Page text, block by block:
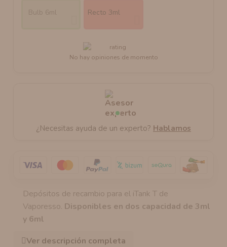
Depósitos de recambio para el iTank T de
Vaporesso. Disponibles en dos capacidad de 3ml
y 6ml
Ver descripción completa
Bulb 6ml Recto 3ml
No hay opiniones de momento
¿Necesitas ayuda de un experto? Hablamos